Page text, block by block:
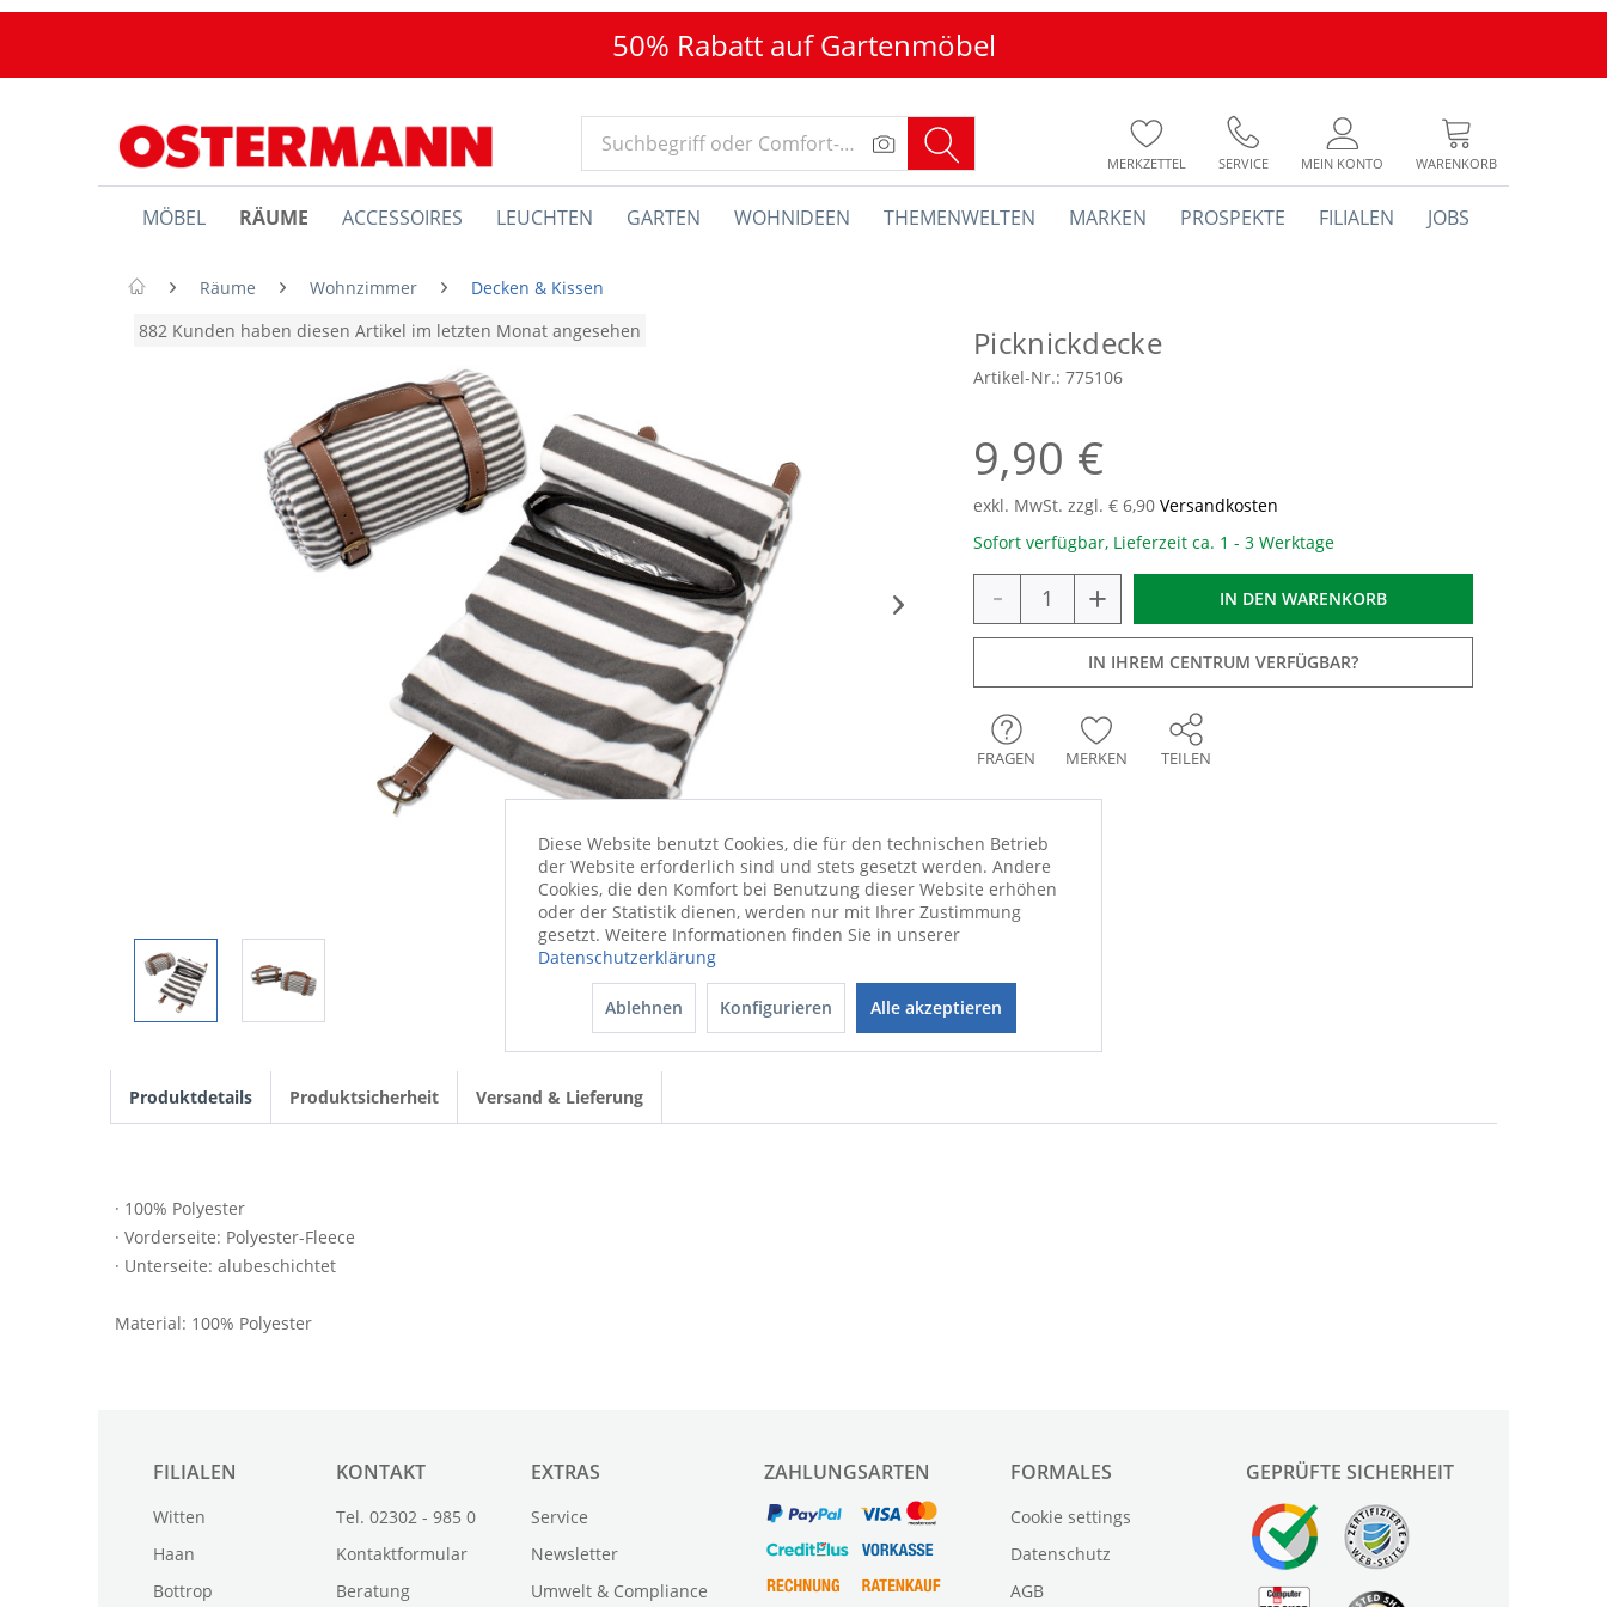
50% Rabatt auf Gartenmöbel
MERKZETTEL SERVICE MEIN KONTO WARENKORB
MÖBEL RÄUME ACCESSOIRES LEUCHTEN GARTEN WOHNIDEEN THEMENWELTEN MARKEN PROSPEKTE FILIALEN JOBS
Räume Wohnzimmer
Decken & Kissen
882 Kunden haben diesen Artikel im letzten Monat angesehen
Picknickdecke
Artikel-Nr.: 775106
9,90 €
exkl. MwSt. zzgl. € 6,90 Versandkosten
Sofort verfügbar, Lieferzeit ca. 1 - 3 Werktage
- + IN DEN WARENKORB
IN IHREM CENTRUM VERFÜGBAR?
FRAGEN MERKEN TEILEN
Produktdetails Produktsicherheit Versand & Lieferung
· 100% Polyester
· Vorderseite: Polyester-Fleece
· Unterseite: alubeschichtet
Material: 100% Polyester
FILIALEN
Witten
Haan
Bottrop
KONTAKT
Tel. 02302 - 985 0
Kontaktformular
Beratung
EXTRAS
Service
Newsletter
Umwelt & Compliance
ZAHLUNGSARTEN FORMALES
Cookie settings
Datenschutz
AGB
GEPRÜFTE SICHERHEIT
Diese Website benutzt Cookies, die für den technischen Betrieb
der Website erforderlich sind und stets gesetzt werden. Andere
Cookies, die den Komfort bei Benutzung dieser Website erhöhen
oder der Statistik dienen, werden nur mit Ihrer Zustimmung
gesetzt. Weitere Informationen finden Sie in unserer
Datenschutzerklärung
Ablehnen Konfigurieren Alle akzeptieren